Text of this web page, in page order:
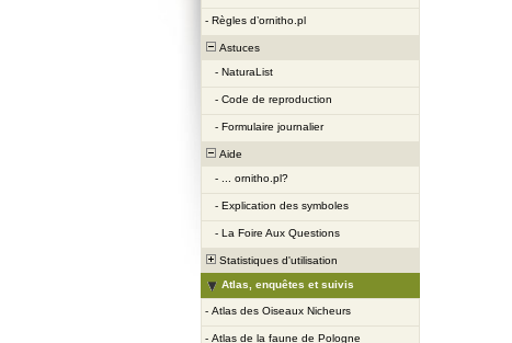
- Règles d’ornitho.pl
Astuces
- NaturaList
- Code de reproduction
- Formulaire journalier
Aide
-
... ornitho.pl?
- Explication des symboles
- La Foire Aux Questions
Statistiques d'utilisation
Atlas, enquêtes et suivis
- Atlas des Oiseaux Nicheurs
- Atlas de la faune de Pologne